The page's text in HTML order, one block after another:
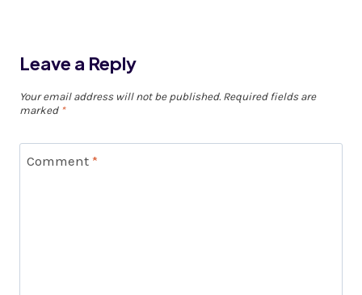
Leave a Reply
Your email address will not be published. Required fields are
marked *
Comment *